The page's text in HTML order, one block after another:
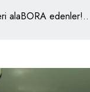
alaBORA edenler!..